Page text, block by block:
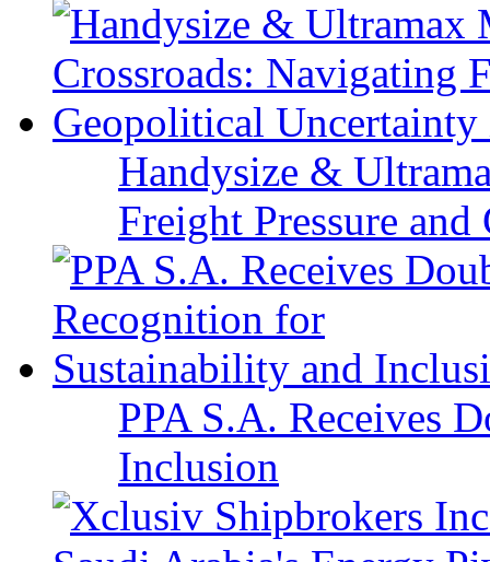
Handysize &
Freight Pressure
PPA S.A. Receives
Inclusion